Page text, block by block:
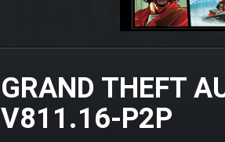
GRAND THEFT
V811.16-P2P